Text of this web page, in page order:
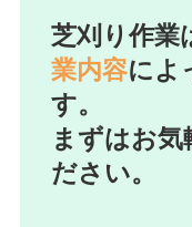
芝刈り作業
業内容によ
す。
まずはお気
ださい。